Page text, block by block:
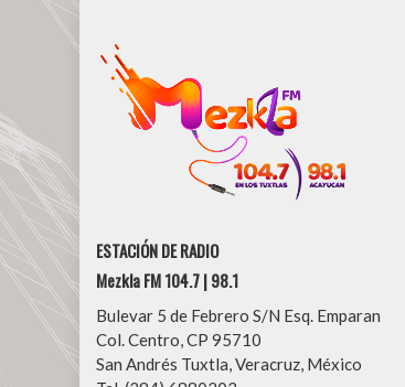
ESTACIÓN DE RADIO
Mezkla FM 104.7 | 98.1
Bulevar 5 de Febrero S/N Esq. Emparan
Col. Centro, CP 95710
San Andrés Tuxtla, Veracruz, México